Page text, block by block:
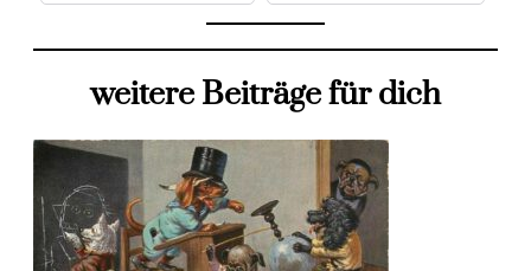
weitere Beiträge für dich